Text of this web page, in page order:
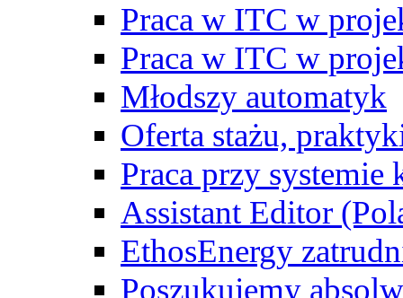
Praca w ITC w
Praca w ITC w
Młodszy automatyk
Oferta stażu,
Praca przy
Assistant Editor
EthosEnergy
Poszukujemy